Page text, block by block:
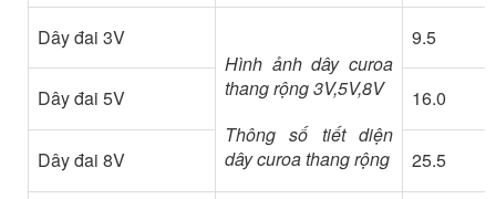
Dây đai 3V
Hình ảnh dây curoa
thang rộng 3V,5V,8V
Thông số tiết diện
dây curoa thang rộng
9.5
Dây đai 5V 16.0
Dây đai 8V 25.5